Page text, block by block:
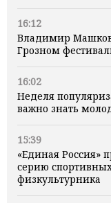
16:12
Владимир
Грозном
16:02
Неделя
важно знать
15:39
«Единая Россия»
серию
физкультурника